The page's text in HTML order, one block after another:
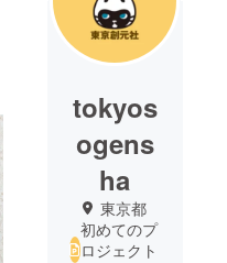
tokyos
ogens
ha
東京都
初めてのプ
ロジェクト